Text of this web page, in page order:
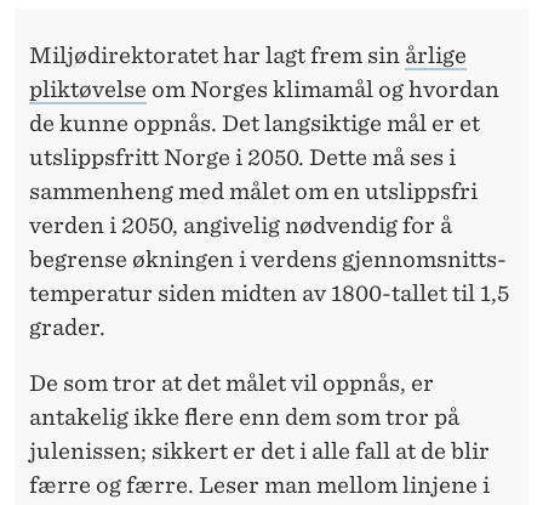
Miljødirektoratet har lagt frem sin årlige
pliktøvelse om Norges klimamål og hvordan
de kunne oppnås. Det langsiktige mål er et
utslipps­fritt Norge i 2050. Dette må ses i
sammenheng med målet om en utslippsfri
verden i 2050, angivelig nødvendig for å
begrense økningen i verdens gjennom­snitts­
temperatur siden midten av 1800-tallet til 1,5
grader.
De som tror at det målet vil oppnås, er
antakelig ikke flere enn dem som tror på
julenissen; sikkert er det i alle fall at de blir
færre og færre. Leser man mellom linjene i